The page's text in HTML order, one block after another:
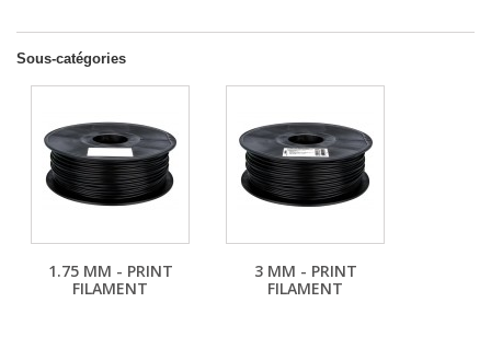
Sous-catégories
1.75 MM - PRINT
FILAMENT
3 MM - PRINT
FILAMENT